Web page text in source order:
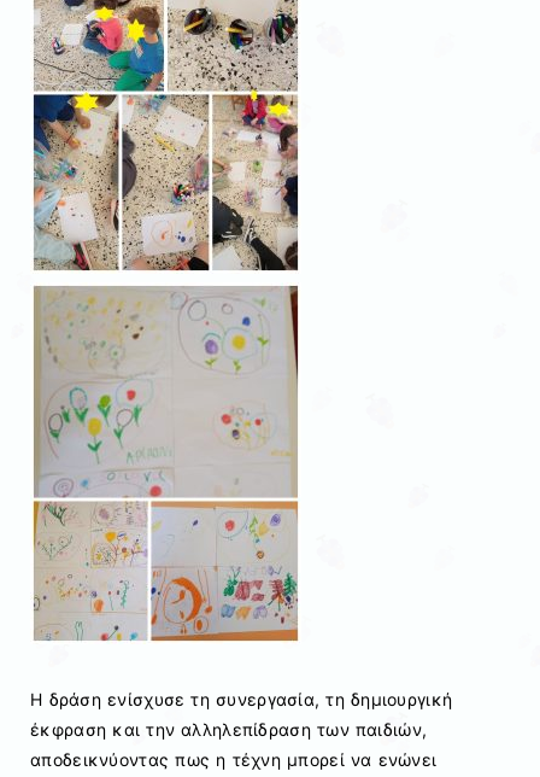
Η δράση ενίσχυσε τη συνεργασία, τη δημιουργική
έκφραση και την αλληλεπίδραση των παιδιών,
αποδεικνύοντας πως η τέχνη μπορεί να ενώνει